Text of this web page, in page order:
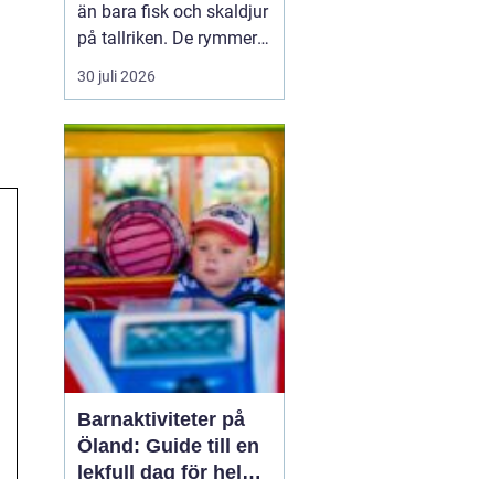
än bara fisk och skaldjur
på tallriken. De rymmer
allt från mat och hälsa
till friluftsliv, kultur och
områden spelar havet en
central roll för både
ekonomi och livskvalitet.
När fler söker sig mot
nat...
30 juli 2026
Barnaktiviteter på
Öland: Guide till en
lekfull dag för hela